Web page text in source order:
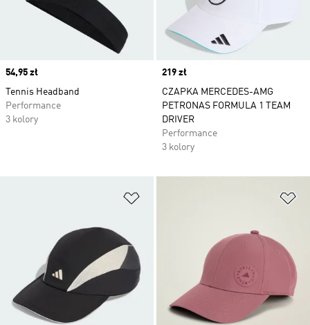
Price
54,95 zł
Tennis Headband
Performance
3 kolory
Price
219 zł
CZAPKA MERCEDES-AMG
PETRONAS FORMULA 1 TEAM
DRIVER
Performance
3 kolory